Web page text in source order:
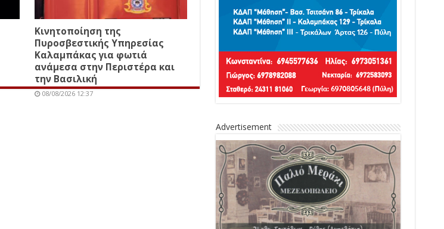
Κινητοποίηση της
Πυροσβεστικής Υπηρεσίας
Καλαμπάκας για φωτιά
ανάμεσα στην Περιστέρα και
την Βασιλική
08/08/2026 12:37
Advertisement